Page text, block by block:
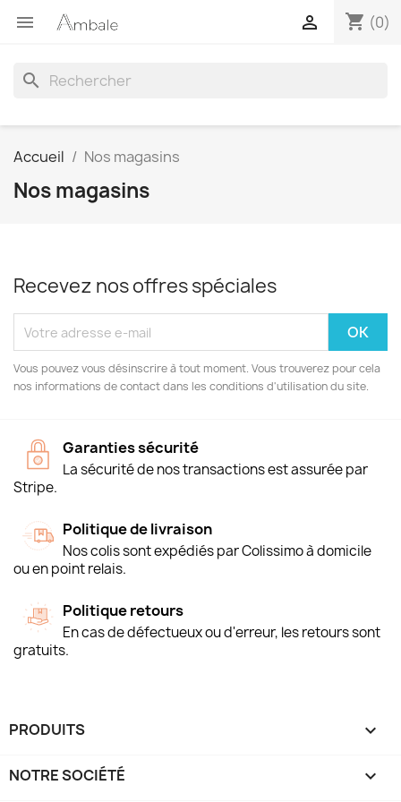
 shopping_cart (0)

search
Accueil Nos magasins
Nos magasins
Recevez nos offres spéciales
Vous pouvez vous désinscrire à tout moment. Vous trouverez pour cela
nos informations de contact dans les conditions d'utilisation du site.
Garanties sécurité
La sécurité de nos transactions est assurée par
Stripe.
Politique de livraison
Nos colis sont expédiés par Colissimo à domicile
ou en point relais.
Politique retours
En cas de défectueux ou d'erreur, les retours sont
gratuits.
PRODUITS 
NOTRE SOCIÉTÉ 